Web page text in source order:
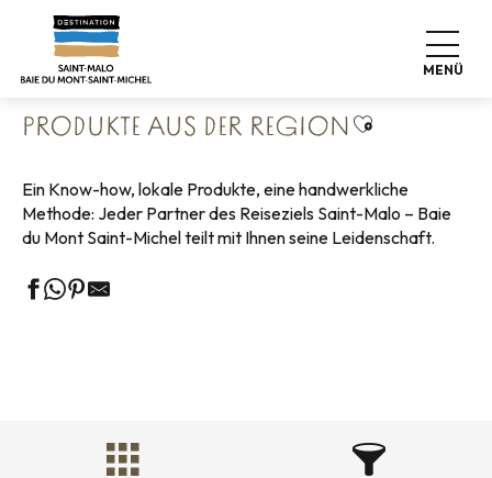
contenu
MENÜ
Startseite
Produkte aus der Region
PRODUKTE AUS DER REGION Ajouter aux
Ein Know-how, lokale Produkte, eine handwerkliche
Methode: Jeder Partner des Reiseziels Saint-Malo – Baie
du Mont Saint-Michel teilt mit Ihnen seine Leidenschaft.